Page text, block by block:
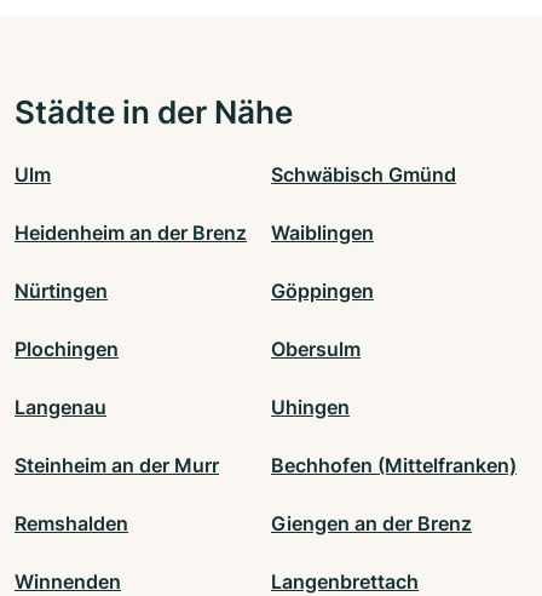
Städte in der Nähe
Ulm Schwäbisch Gmünd
Heidenheim an der Brenz Waiblingen
Nürtingen Göppingen
Plochingen Obersulm
Langenau Uhingen
Steinheim an der Murr Bechhofen (Mittelfranken)
Remshalden Giengen an der Brenz
Winnenden Langenbrettach